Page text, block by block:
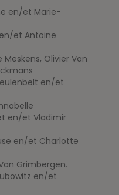
en/et Marie-
et Antoine
Meskens, Olivier Van
en/et
en/et Vladimir
en/et Charlotte
Grimbergen.
en/et